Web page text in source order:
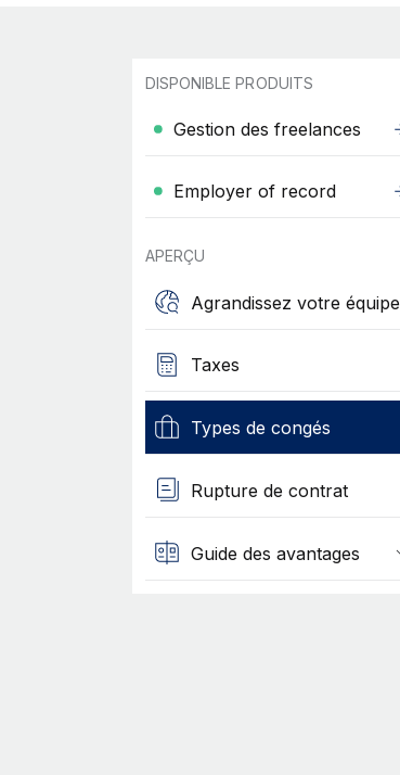
DISPONIBLE PRODUITS
Gestion des freelances
Employer of record
APERÇU
Agrandissez votre équipe
Taxes
Types de congés
Rupture de contrat
Guide des avantages